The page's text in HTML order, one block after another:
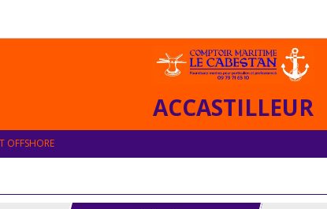
ACCASTILLEUR
OFFSHORE